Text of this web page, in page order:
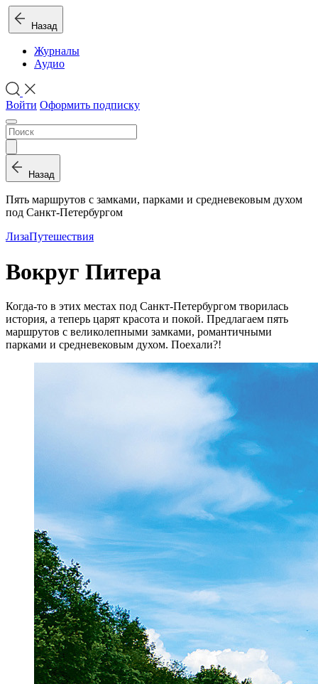
Назад
Журналы
Аудио
Войти Оформить подписку
Назад
Пять маршрутов с замками, парками и средневековым духом
под Санкт-Петербургом
ЛизаПутешествия
Вокруг Питера
Когда-то в этих местах под Санкт-Петербургом творилась
история, а теперь царят красота и покой. Предлагаем пять
маршрутов с великолепными замками, романтичными
парками и средневековым духом. Поехали?!